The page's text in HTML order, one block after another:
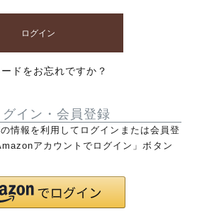
ログイン
ドをお忘れですか？
イン・会員登録
情報を利用してログインまたは会員登
アカウントでログイン」ボタン